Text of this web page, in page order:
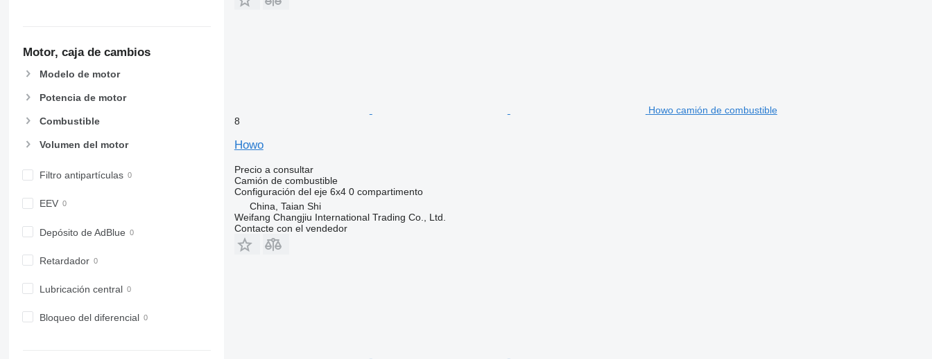
Motor, caja de cambios
Modelo de motor
Potencia de motor
Combustible
Volumen del motor
Filtro antipartículas
EEV
Depósito de AdBlue
Retardador
Lubricación central
Bloqueo del diferencial
Howo camión de combustible
8
Howo
Precio a consultar
Camión de combustible
Configuración del eje 6x4 0 compartimento
China, Taian Shi
Weifang Changjiu International Trading Co., Ltd.
Contacte con el vendedor